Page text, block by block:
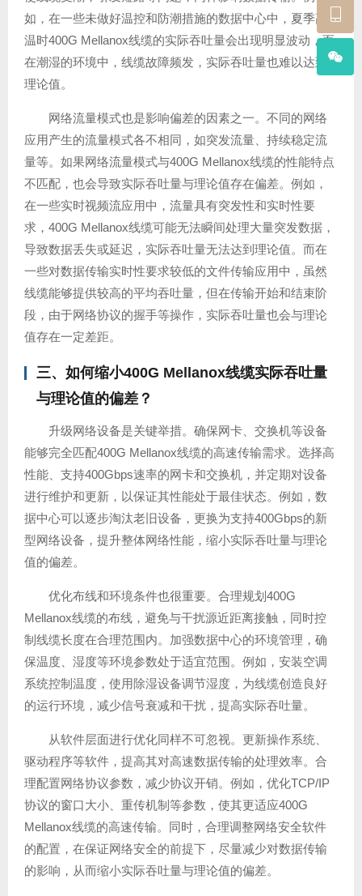
如，在一些未做好温控和防潮措施的数据中心中，夏季高
温时400G Mellanox线缆的实际吞吐量会出现明显波动，而
在潮湿的环境中，线缆故障频发，实际吞吐量也难以达到
理论值。
网络流量模式也是影响偏差的因素之一。不同的网络
应用产生的流量模式各不相同，如突发流量、持续稳定流
量等。如果网络流量模式与400G Mellanox线缆的性能特点
不匹配，也会导致实际吞吐量与理论值存在偏差。例如，
在一些实时视频流应用中，流量具有突发性和实时性要
求，400G Mellanox线缆可能无法瞬间处理大量突发数据，
导致数据丢失或延迟，实际吞吐量无法达到理论值。而在
一些对数据传输实时性要求较低的文件传输应用中，虽然
线缆能够提供较高的平均吞吐量，但在传输开始和结束阶
段，由于网络协议的握手等操作，实际吞吐量也会与理论
值存在一定差距。
三、如何缩小400G Mellanox线缆实际吞吐量
与理论值的偏差？
升级网络设备是关键举措。确保网卡、交换机等设备
能够完全匹配400G Mellanox线缆的高速传输需求。选择高
性能、支持400Gbps速率的网卡和交换机，并定期对设备
进行维护和更新，以保证其性能处于最佳状态。例如，数
据中心可以逐步淘汰老旧设备，更换为支持400Gbps的新
型网络设备，提升整体网络性能，缩小实际吞吐量与理论
值的偏差。
优化布线和环境条件也很重要。合理规划400G
Mellanox线缆的布线，避免与干扰源近距离接触，同时控
制线缆长度在合理范围内。加强数据中心的环境管理，确
保温度、湿度等环境参数处于适宜范围。例如，安装空调
系统控制温度，使用除湿设备调节湿度，为线缆创造良好
的运行环境，减少信号衰减和干扰，提高实际吞吐量。
从软件层面进行优化同样不可忽视。更新操作系统、
驱动程序等软件，提高其对高速数据传输的处理效率。合
理配置网络协议参数，减少协议开销。例如，优化TCP/IP
协议的窗口大小、重传机制等参数，使其更适应400G
Mellanox线缆的高速传输。同时，合理调整网络安全软件
的配置，在保证网络安全的前提下，尽量减少对数据传输
的影响，从而缩小实际吞吐量与理论值的偏差。